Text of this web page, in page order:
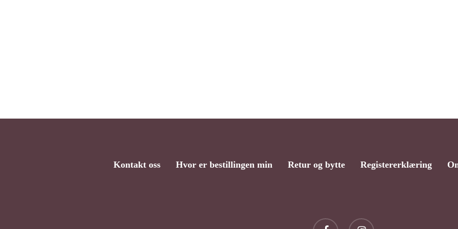
Kontakt oss Hvor er bestillingen min Retur og bytte Registererklæring
facebook instagram